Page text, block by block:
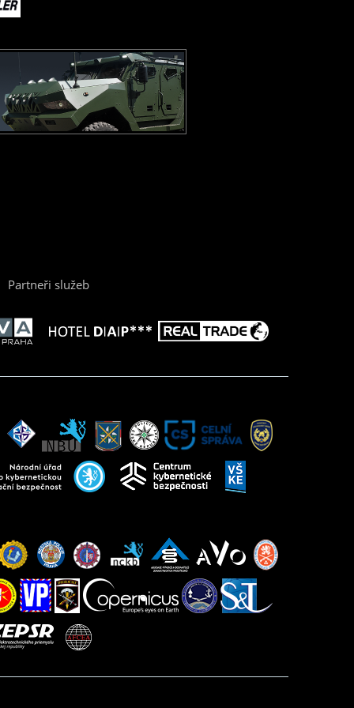
Partneři služeb